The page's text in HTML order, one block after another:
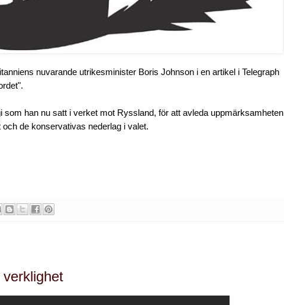
nuvarande utrikesminister Boris Johnson i en artikel i Telegraph
som han nu satt i verket mot Ryssland, för att avleda uppmärksamheten
de konservativas nederlag i valet.